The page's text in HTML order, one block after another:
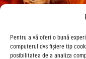
Pentru a vă oferi o bună
computerul dvs fișiere tip
posibilitatea de a analiza